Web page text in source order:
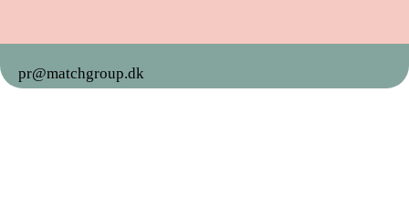
pr@matchgroup.dk